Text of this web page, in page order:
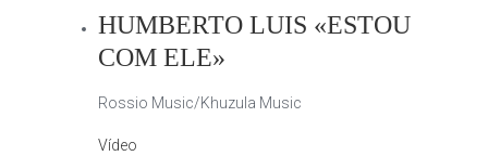
HUMBERTO LUIS «ESTOU
COM ELE»
Rossio Music/Khuzula Music
Vídeo